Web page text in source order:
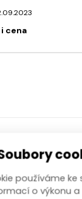
cena
používáme
o výkonu